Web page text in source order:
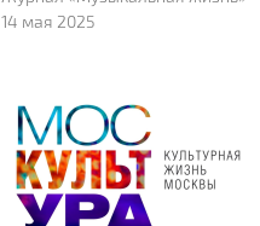
14 мая 2025